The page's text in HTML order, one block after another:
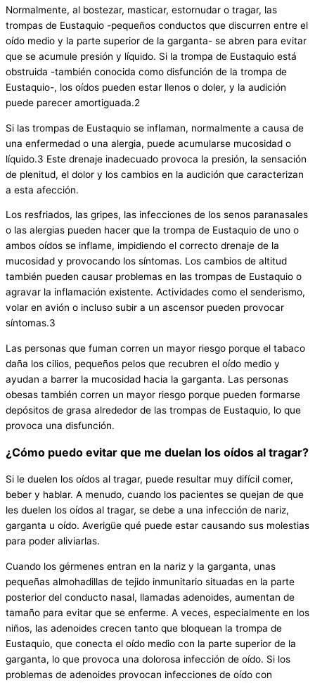
Normalmente, al bostezar, masticar, estornudar o tragar, las
trompas de Eustaquio -pequeños conductos que discurren entre el
oído medio y la parte superior de la garganta- se abren para evitar
que se acumule presión y líquido. Si la trompa de Eustaquio está
obstruida -también conocida como disfunción de la trompa de
Eustaquio-, los oídos pueden estar llenos o doler, y la audición
puede parecer amortiguada.2
Si las trompas de Eustaquio se inflaman, normalmente a causa de
una enfermedad o una alergia, puede acumularse mucosidad o
líquido.3 Este drenaje inadecuado provoca la presión, la sensación
de plenitud, el dolor y los cambios en la audición que caracterizan
a esta afección.
Los resfriados, las gripes, las infecciones de los senos paranasales
o las alergias pueden hacer que la trompa de Eustaquio de uno o
ambos oídos se inflame, impidiendo el correcto drenaje de la
mucosidad y provocando los síntomas. Los cambios de altitud
también pueden causar problemas en las trompas de Eustaquio o
agravar la inflamación existente. Actividades como el senderismo,
volar en avión o incluso subir a un ascensor pueden provocar
síntomas.3
Las personas que fuman corren un mayor riesgo porque el tabaco
daña los cilios, pequeños pelos que recubren el oído medio y
ayudan a barrer la mucosidad hacia la garganta. Las personas
obesas también corren un mayor riesgo porque pueden formarse
depósitos de grasa alrededor de las trompas de Eustaquio, lo que
provoca una disfunción.
¿Cómo puedo evitar que me duelan los oídos al tragar?
Si le duelen los oídos al tragar, puede resultar muy difícil comer,
beber y hablar. A menudo, cuando los pacientes se quejan de que
les duelen los oídos al tragar, se debe a una infección de nariz,
garganta u oído. Averigüe qué puede estar causando sus molestias
para poder aliviarlas.
Cuando los gérmenes entran en la nariz y la garganta, unas
pequeñas almohadillas de tejido inmunitario situadas en la parte
posterior del conducto nasal, llamadas adenoides, aumentan de
tamaño para evitar que se enferme. A veces, especialmente en los
niños, las adenoides crecen tanto que bloquean la trompa de
Eustaquio, que conecta el oído medio con la parte superior de la
garganta, lo que provoca una dolorosa infección de oído. Si los
problemas de adenoides provocan infecciones de oído con